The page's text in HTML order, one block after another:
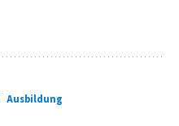
Ausbildung